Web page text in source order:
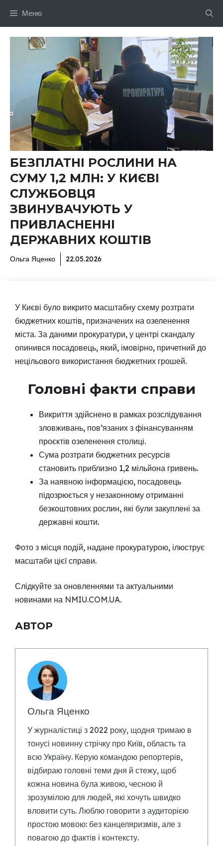
Меню
БЕЗПЛАТНІ РОСЛИНИ НА
СУМУ 1,2 МЛН: У КИЄВІ
СЛУЖБОВЦЯ
ЗВИНУВАЧУЮТЬ У
ПРИВЛАСНЕННІ
ДЕРЖАВНИХ КОШТІВ
Ольга Яценко 22.05.2026
У Києві було викрито масштабну схему розтрати
бюджетних коштів, призначених на озеленення
міста. За даними прокуратури, у центрі скандалу
опинився посадовець, який, імовірно, причетний до
нецільового використання бюджетних грошей.
Головні факти справи
Викриття здійснено в рамках розслідування
зловживань, пов’язаних з фінансуванням
проєктів озеленення столиці.
Сума розтрати бюджетних ресурсів
становить приблизно 1,2 мільйона гривень.
За наявною інформацією, посадовець
підозрюється у незаконному отриманні
безкоштовних рослин, які були закуплені за
державні кошти.
Фото з місця подій, надане прокуратурою, ілюструє
масштаби цієї справи.
Слідкуйте за оновленнями та актуальними
новинами на NMIU.COM.UA.
АВТОР
Ольга Яценко
У журналістиці з 2022 року, щодня тримаю в
тонусі новинну стрічку про Київ, область та
всю Україну. Керую командою репортерів,
відбираю головні теми дня й стежу, щоб
кожна новина була живою, чесною й
зрозумілою для людей, які хочуть швидко
вловити суть. Люблю говорити з аудиторією
простою мовою: без канцеляризмів, але з
повагою до фактів і контексту.